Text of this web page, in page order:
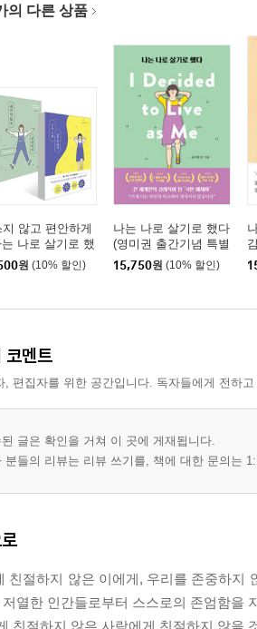
의 다른 상품
지 않고 편안하게
나로 살기로 했
원 (10% 할인)
나는 나로 살기로 했다
(영미권 출간기념 특별
판)
15,750원 (10% 할인)
코멘트
, 편집자를 위한 공간입니다. 독자들에게 전하
된 글은 확인을 거쳐 이 곳에 게재됩니다.
분들의 리뷰는 리뷰 쓰기를, 책에 대한 문의는
친절하지 않은 이에게, 우리를 존중하지
저열한 인간들로부터 스스로의 존엄함을